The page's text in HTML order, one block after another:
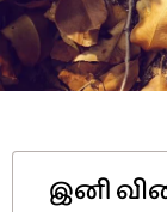
இனி